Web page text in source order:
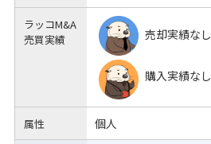
ラッコM&A
売買実績
売却実績なし
購入実績なし
属性 個人